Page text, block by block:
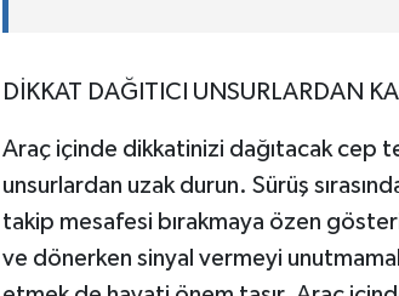
DİKKAT DAĞITICI UNSURLARDAN
Araç içinde dikkatinizi dağıtacak cep
unsurlardan uzak durun. Sürüş
takip mesafesi bırakmaya özen
ve dönerken sinyal vermeyi